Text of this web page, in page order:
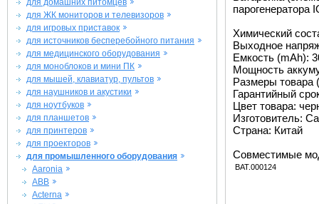
для домашних питомцев
для ЖК мониторов и телевизоров
для игровых приставок
для источников бесперебойного питания
для медицинского оборудования
для моноблоков и мини ПК
для мышей, клавиатур, пультов
для наушников и акустики
для ноутбуков
для планшетов
для принтеров
для проекторов
для промышленного оборудования
Aaronia
ABB
Acterna
парогенератора
Химический
Выходное
Емкость (mAh):
Мощность
Размеры товара
Гарантийный
Цвет товара:
Изготовитель:
Страна: Китай
Совместимые
BAT.000124